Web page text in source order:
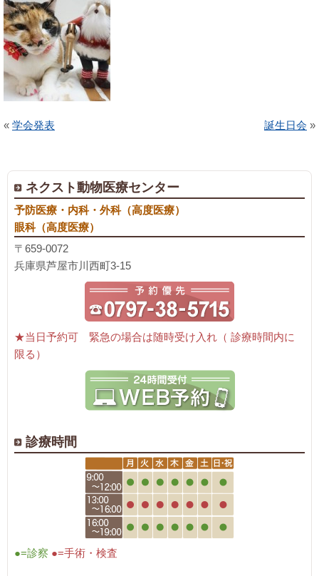
« 学会発表 誕生日会 »
ネクスト動物医療センター
予防医療・内科・外科（高度医療）
眼科（高度医療）
〒659-0072
兵庫県芦屋市川西町3-15
★当日予約可 緊急の場合は随時受け入れ（ 診療時間内に
限る）
診療時間
●=診察 ●=手術・検査